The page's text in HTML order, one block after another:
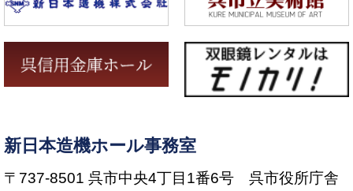
新日本造機ホール事務室
〒737-8501 呉市中央4丁目1番6号 呉市役所庁舎